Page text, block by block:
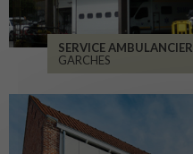
SERVICE AMBULANCIER
GARCHES